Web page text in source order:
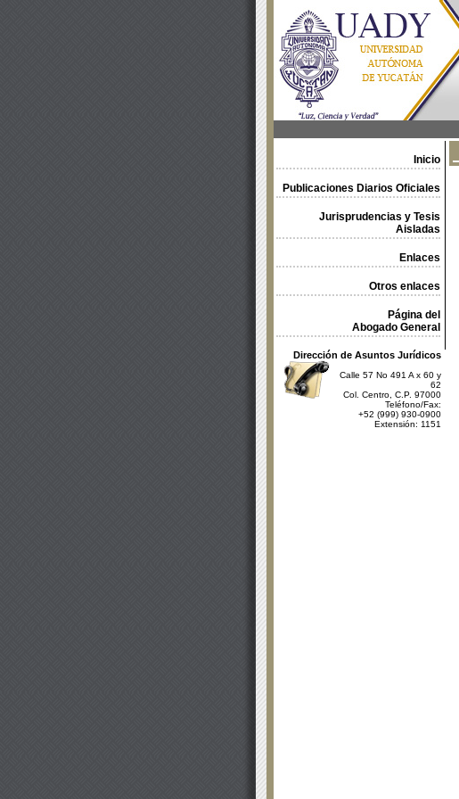
Inicio
Publicaciones Diarios Oficiales
Jurisprudencias y Tesis
Aisladas
Enlaces
Otros enlaces
Página del
Abogado General
Dirección de Asuntos Jurídicos
Calle 57 No 491 A x 60 y
62
Col. Centro, C.P. 97000
Teléfono/Fax:
+52 (999) 930-0900
Extensión: 1151